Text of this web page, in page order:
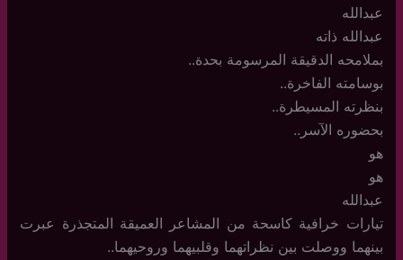
عبدالله
عبدالله ذاته
بملامحه الدقيقة المرسومة بحدة..
بوسامته الفاخرة..
بنظرته المسيطرة..
بحضوره الآسر..
هو
هو
عبدالله
تيارات خرافية كاسحة من المشاعر العميقة المتجذرة عبرت
بينهما ووصلت بين نظراتهما وقلبيهما وروحيهما..